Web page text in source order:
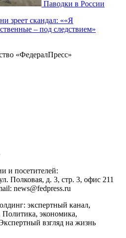
Паводки в России
зреет скандал: ««Я
– под следствием»
«ФедералПресс»
и посетителей:
Полковая, д. 3, стр. 3, офис 211
news@fedpress.ru
экспертный канал,
экономика,
взгляд на жизнь